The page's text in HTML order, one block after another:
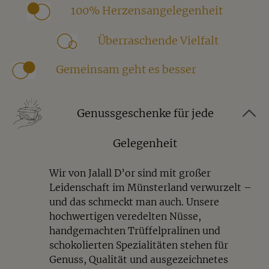
Erdnüsse mit einem würzigen Wasabi-Mantel zu
und garantiert nichts für langweilige
Snackmomente.
Perfekt für alle, die gerne Neues probieren und das
Besondere suchen.
hervorragend mit trockenen Weißweinen wie
Sauvignon Blanc oder Grüner Veltliner. Die
lebendige Säure der Weine sorgt für einen
spannenden Gegenpol zur Schärfe und macht das
Geschmackserlebnis besonders ausgewogen.
Auch zu einem Aperitif, Secco oder einem
geselligen Abend mit Freunden sind die Wasabi-
100% Herzensangelegenheit
Überraschende Vielfalt
Gemeinsam geht es besser
Genussgeschenke für jede
Gelegenheit
Wir von Jalall D’or sind mit großer
Leidenschaft im Münsterland verwurzelt –
und das schmeckt man auch. Unsere
hochwertigen veredelten Nüsse,
handgemachten Trüffelpralinen und
schokolierten Spezialitäten stehen für
Genuss, Qualität und ausgezeichnetes